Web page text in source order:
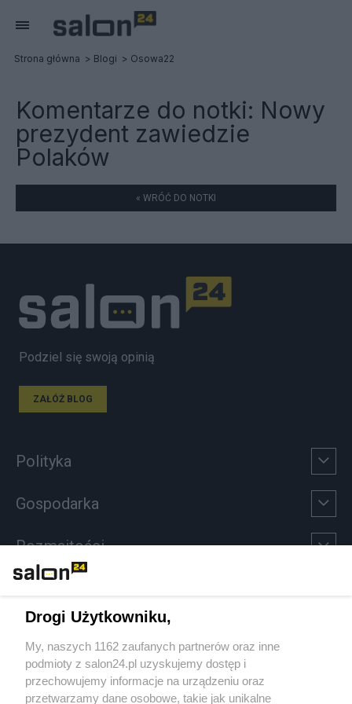
Strona główna Blogi Osowa22
Komentarze do notki: Nowy
prezydent zawiedzie
Polaków
« WRÓĆ DO NOTKI
Podziel się swoją opinią
ZAŁÓŻ BLOG
Polityka
Gospodarka
Rozmaitości
Sport
Społeczeństwo
Drogi Użytkowniku,
My, naszych 1162 zaufanych partnerów oraz inne
podmioty z salon24.pl uzyskujemy dostęp i
przechowujemy informacje na urządzeniu oraz
przetwarzamy dane osobowe, takie jak unikalne